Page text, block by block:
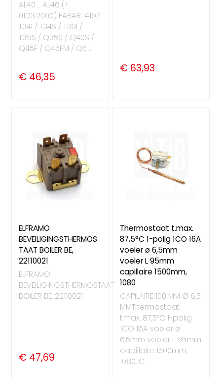
AL40 ... AL46 (>
01.03.2000) FABAR 14197
T34I / T34S / T39I /
T39S / Q35S / Q40S /
Q45F / Q45FM / Q5 ...
€ 46,35
€ 63,93
ELFRAMO
BEVEILIGINGSTHERMOS
TAAT BOILER BE,
22110021
ELFRAMO
BEVEILIGINGSTHERMOSTAAT
BOILER BE, 22110021
€ 47,69
Thermostaat t.max.
87,5°C 1-polig 1CO 16A
voeler ø 6,5mm
voeler L 95mm
capillaire 1500mm,
1080
CAPILAIRE 100 MM Ø 6,5
MMThermostaat
t.max. 87,5°C 1-polig
1CO 16A voeler ø
6,5mm voeler L 95mm
capillaire 1500mm,
1080, C ...